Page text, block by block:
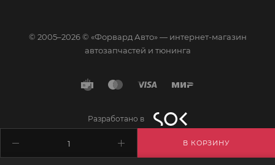
В КОРЗИНУ
© 2005–2026 © «Форвард Авто» — интернет-магазин
автозапчастей и тюнинга
Разработано в